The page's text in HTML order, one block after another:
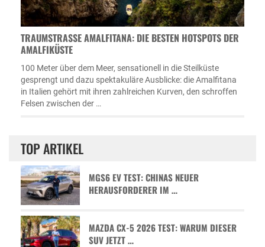
TRAUMSTRASSE AMALFITANA: DIE BESTEN HOTSPOTS DER A
MALFIKÜSTE
100 Meter über dem Meer, sensationell in die Steilküste
gesprengt und dazu spektakuläre Ausblicke: die Amalfitana
in Italien gehört mit ihren zahlreichen Kurven, den schroffen
Felsen zwischen der …
TOP ARTIKEL
MGS6 EV TEST: CHINAS NEUER
HERAUSFORDERER IM …
MAZDA CX-5 2026 TEST: WARUM DIESER
SUV JETZT …